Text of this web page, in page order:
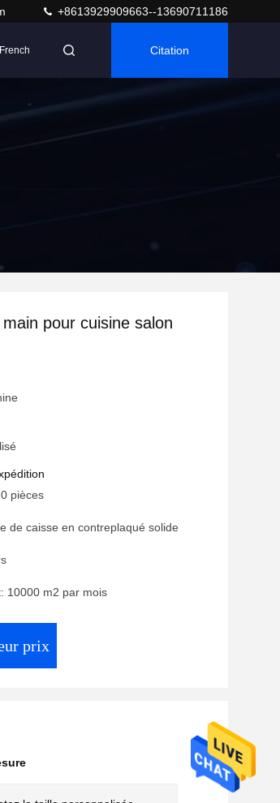
+8613929909663--13690711186
French Citation
pour cuisine salon
pièces
de caisse en contreplaqué solide
10000 m2 par mois
prix